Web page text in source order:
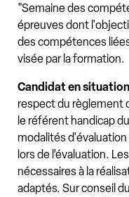
"Semaine des
épreuves dont
des compétences
visée par la formation.
Candidat en
respect du règlement
le référent handicap
modalités d'évaluation
lors de l’évaluation.
nécessaires à la
adaptés. Sur conseil